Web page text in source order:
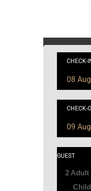
CHECK-
CHECK-
GUEST
2 Adult
Child